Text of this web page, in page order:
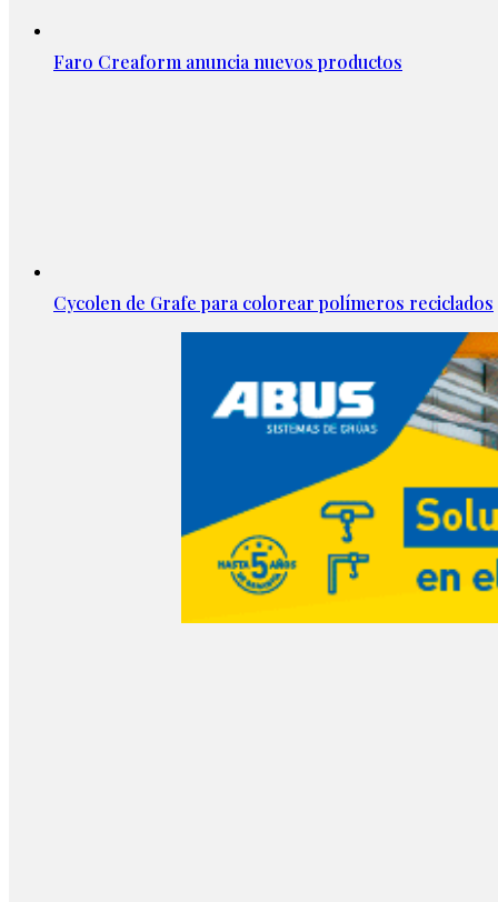
Faro Creaform anuncia nuevos productos
Cycolen de Grafe para colorear polímeros reciclados